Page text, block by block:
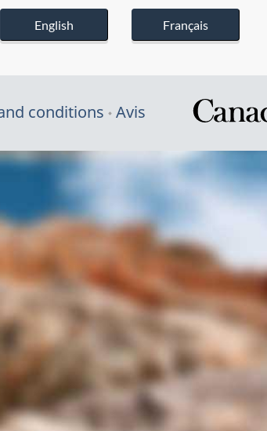
English Français
conditions Avis